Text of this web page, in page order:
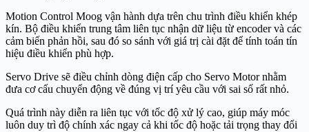
Motion Control Moog vận hành dựa trên chu trình điều khiển khép
kín. Bộ điều khiển trung tâm liên tục nhận dữ liệu từ encoder và các
cảm biến phản hồi, sau đó so sánh với giá trị cài đặt để tính toán tín
hiệu điều khiển phù hợp.
Servo Drive sẽ điều chỉnh dòng điện cấp cho Servo Motor nhằm
đưa cơ cấu chuyển động về đúng vị trí yêu cầu với sai số rất nhỏ.
Quá trình này diễn ra liên tục với tốc độ xử lý cao, giúp máy móc
luôn duy trì độ chính xác ngay cả khi tốc độ hoặc tải trọng thay đổi